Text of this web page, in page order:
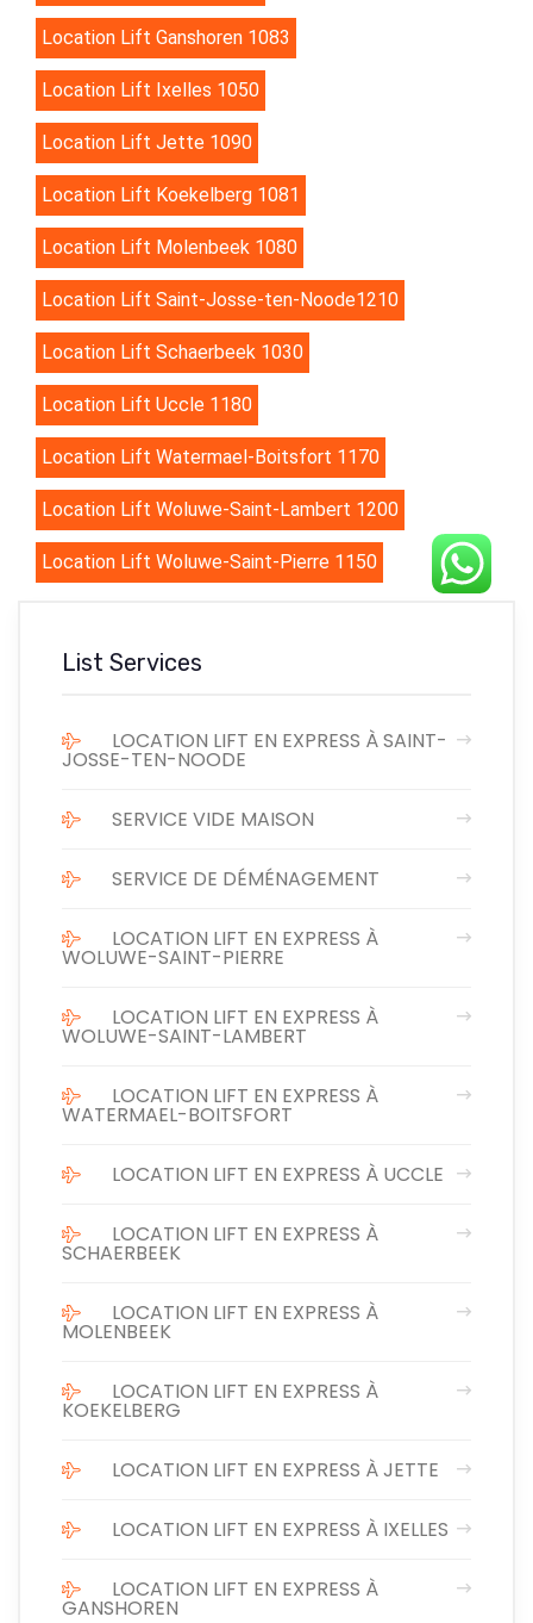
Location Lift Ganshoren 1083
Location Lift Ixelles 1050
Location Lift Jette 1090
Location Lift Koekelberg 1081
Location Lift Molenbeek 1080
Location Lift Saint-Josse-ten-Noode1210
Location Lift Schaerbeek 1030
Location Lift Uccle 1180
Location Lift Watermael-Boitsfort 1170
Location Lift Woluwe-Saint-Lambert 1200
Location Lift Woluwe-Saint-Pierre 1150
List Services
LOCATION LIFT EN EXPRESS À SAINT-
JOSSE-TEN-NOODE
SERVICE VIDE MAISON
SERVICE DE DÉMÉNAGEMENT
LOCATION LIFT EN EXPRESS À
WOLUWE-SAINT-PIERRE
LOCATION LIFT EN EXPRESS À
WOLUWE-SAINT-LAMBERT
LOCATION LIFT EN EXPRESS À
WATERMAEL-BOITSFORT
LOCATION LIFT EN EXPRESS À UCCLE
LOCATION LIFT EN EXPRESS À
SCHAERBEEK
LOCATION LIFT EN EXPRESS À
MOLENBEEK
LOCATION LIFT EN EXPRESS À
KOEKELBERG
LOCATION LIFT EN EXPRESS À JETTE
LOCATION LIFT EN EXPRESS À IXELLES
LOCATION LIFT EN EXPRESS À
GANSHOREN